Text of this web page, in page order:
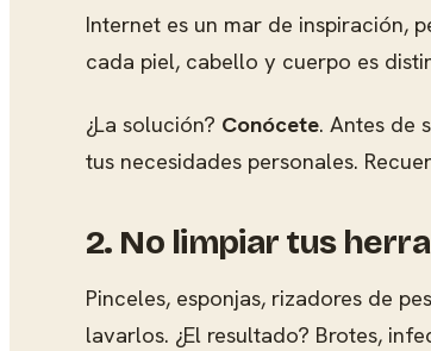
Internet es un mar de inspiración,
cada piel, cabello y cuerpo es
¿La solución? Conócete. Antes de
tus necesidades personales.
2. No limpiar tus
Pinceles, esponjas, rizadores de
lavarlos. ¿El resultado? Brotes,